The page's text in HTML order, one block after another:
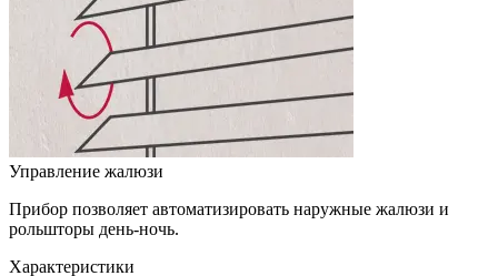
Управление жалюзи
Прибор позволяет автоматизировать наружные жалюзи и
рольшторы день-ночь.
Характеристики